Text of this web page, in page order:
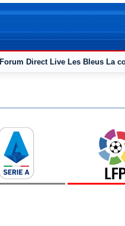
Forum Direct Live Les Bleus La